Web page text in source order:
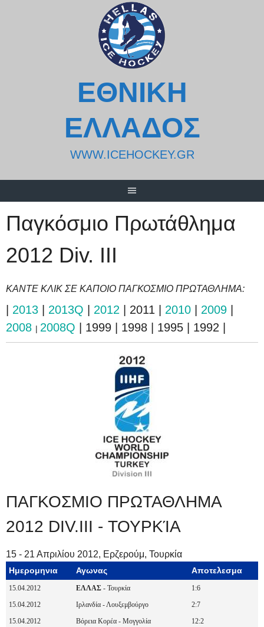
ΕΘΝΙΚΗ
ΕΛΛΑΔΟΣ
WWW.ICEHOCKEY.GR
Παγκόσμιο Πρωτάθλημα
2012 Div. III
ΚΑΝΤΕ ΚΛΙΚ ΣΕ ΚΑΠΟΙΟ ΠΑΓΚΟΣΜΙΟ ΠΡΩΤΑΘΛΗΜΑ:
2013 2013Q 2012 | 2011 | 2010 2009
2008 | 2008Q | 1999 | 1998 | 1995 | 1992 |
ΠΑΓΚΟΣΜΙΟ ΠΡΩΤΑΘΛΗΜΑ
2012 DIV.III - ΤΟΥΡΚΊΑ
15 - 21 Απριλίου 2012, Ερζερούμ, Τουρκία
Ημερομηνια Αγωνας Αποτελεσμα
15.04.2012 ΕΛΛΑΣ - Τουρκία
1:6
15.04.2012
Ιρλανδία - Λουξεμβούργο
2:7
15.04.2012
Βόρεια Κορέα - Μογγολία
12:2